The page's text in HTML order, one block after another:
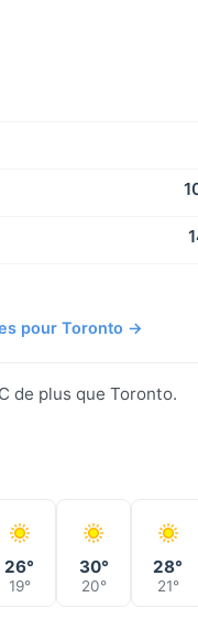
pour Toronto →
de plus que Toronto.
26°
19°
30°
20°
28°
21°